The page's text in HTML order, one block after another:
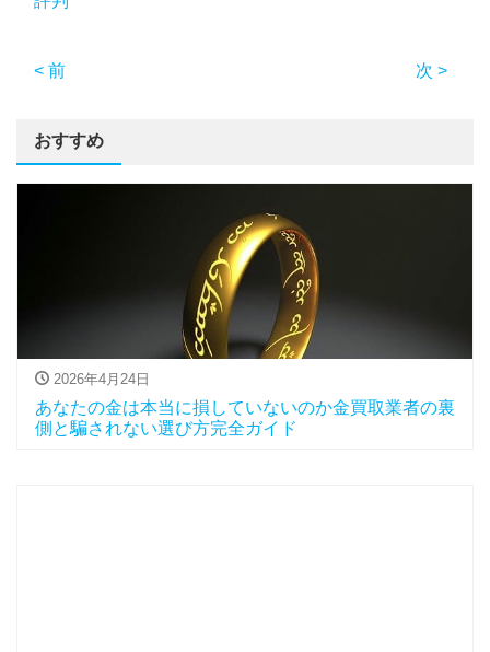
< 前 次 >
おすすめ
2026年4月24日
あなたの金は本当に損していないのか金買取業者の裏
側と騙されない選び方完全ガイド